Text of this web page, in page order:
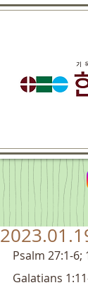
Psalm 27:1-6;
Galatians